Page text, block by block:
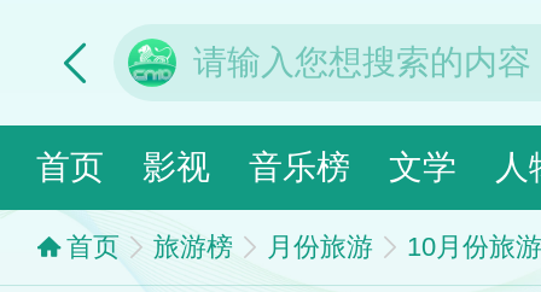
首页 影视 音乐榜 文学 人
首页 旅游榜 月份旅游 10月份旅游